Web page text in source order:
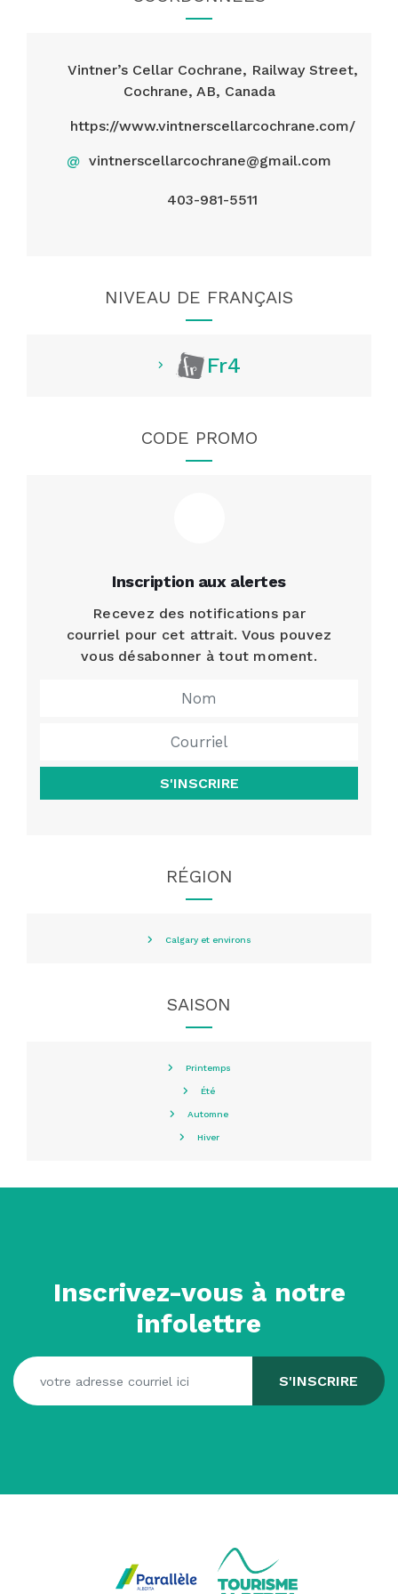
Vintner’s Cellar Cochrane, Railway Street,
Cochrane, AB, Canada
https://www.vintnerscellarcochrane.com/
@ vintnerscellarcochrane@gmail.com
403-981-5511
NIVEAU DE FRANÇAIS
Fr4
CODE PROMO
Inscription aux alertes
Recevez des notifications par
courriel pour cet attrait. Vous pouvez
vous désabonner à tout moment.
S'INSCRIRE
RÉGION
Calgary et environs
SAISON
Printemps
Été
Automne
Hiver
Inscrivez-vous à notre
infolettre